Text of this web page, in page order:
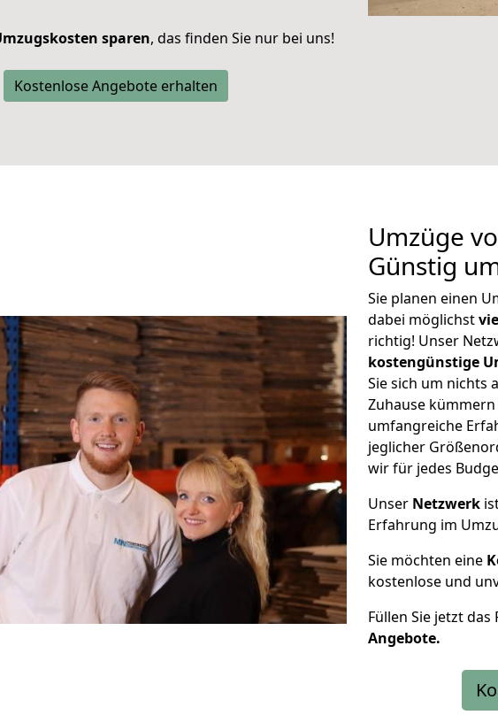
sparen, das finden Sie nur bei uns!
Kostenlose Angebote erhalten
Umzüge
Günstig
Sie planen einen
dabei möglichst
richtig! Unser
kostengünstige
Sie sich um nichts
Zuhause
umfangreiche
jeglicher
wir für jedes
Unser Netzwerk
Erfahrung im
Sie möchten eine
kostenlose und
Füllen Sie jetzt
Angebote.